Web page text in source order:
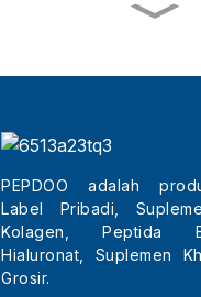
Shake
Badan Alami
Grosir
Kecantikan
PEPDOO adalah
Label Pribadi,
Kolagen, Peptida
Hialuronat, Suplemen
Grosir.